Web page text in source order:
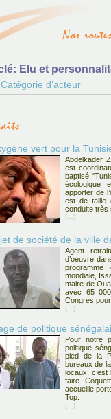
Elu et
d’acteur
vert pour la
Abdelkader
est
baptisé
écologique
apporter de
est de taille
conduite très
(...)
de société de la ville
Agent
d’oeuvre
programme
mondiale,
maire de
avec 65
Congrès
(...)
de politique
Pour notre
politique
pied de la
bureaux de
locaux,
faire.
accueille
Top.
(...)